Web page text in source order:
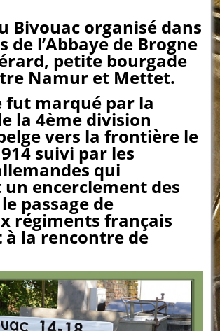
Bivouac organisé dans
de l’Abbaye de Brogne
petite bourgade
Namur et Mettet.
fut marqué par la
la 4ème division
vers la frontière le
suivi par les
qui
encerclement des
passage de
régiments français
à la rencontre de